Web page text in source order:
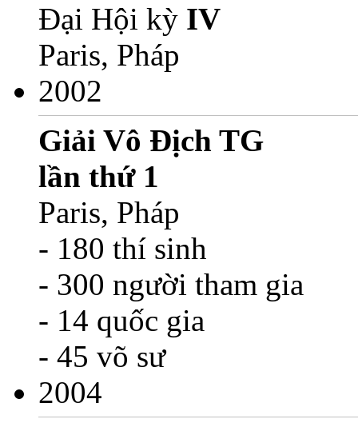
Đại Hội kỳ IV
Paris, Pháp
2002
Giải Vô Địch TG
lần thứ 1
Paris, Pháp
- 180 thí sinh
- 300 người tham gia
- 14 quốc gia
- 45 võ sư
2004